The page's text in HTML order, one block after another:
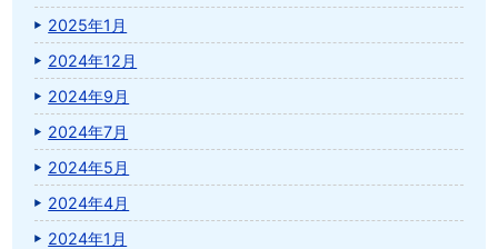
2025年1月
2024年12月
2024年9月
2024年7月
2024年5月
2024年4月
2024年1月